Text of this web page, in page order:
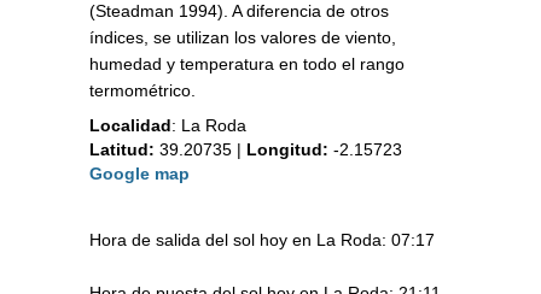
(Steadman 1994). A diferencia de otros
índices, se utilizan los valores de viento,
humedad y temperatura en todo el rango
termométrico.
Localidad: La Roda
Latitud: 39.20735 | Longitud: -2.15723
Google map
Hora de salida del sol hoy en La Roda: 07:17